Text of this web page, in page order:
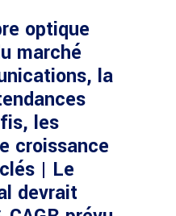
optique
marché
la
les
croissance
| Le
devrait